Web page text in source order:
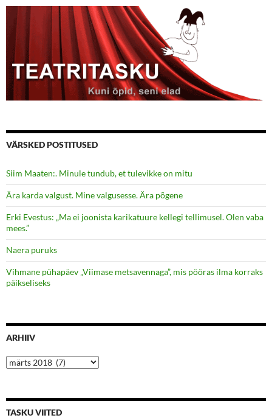
VÄRSKED POSTITUSED
Siim Maaten:. Minule tundub, et tulevikke on mitu
Ära karda valgust. Mine valgusesse. Ära põgene
Erki Evestus: „Ma ei joonista karikatuure kellegi tellimusel. Olen vaba
mees.”
Naera puruks
Vihmane pühapäev „Viimase metsavennaga”, mis pööras ilma korraks
päikseliseks
ARHIIV
Arhiiv
TASKU VIITED